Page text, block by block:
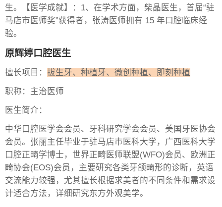
生。【医学成就】：1、在学术方面，柴晶医生，首届“驻
马店市医师奖”获得者，张涛医师拥有 15 年口腔临床经
验。
原辉婷口腔医生
擅长项目： 拔生牙、种植牙、微创种植、即刻种植
职称：主治医师
医生简介：
中华口腔医学会会员、牙科研究学会会员、美国牙医协会
会员。张丽主任毕业于驻马店市医科大学，广西医科大学
口腔正畸学博士，世界正畸医师联盟(WFO)会员、欧洲正
畸协会(EOS)会员，主要研究各类牙颌畸形的诊断，英语
交流能力较强，尤其擅长根据求美者的不同条件和需求设
计适合方法，详细研究东方外观美学。